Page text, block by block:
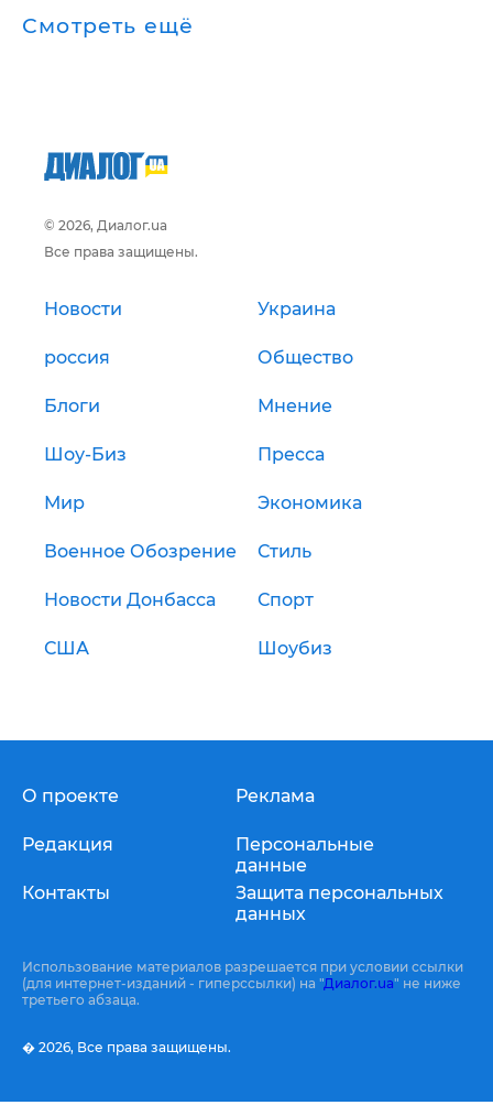
Смотреть ещё
© 2026, Диалог.ua
Все права защищены.
Новости Украина
россия Общество
Блоги Мнение
Шоу-Биз Пресса
Мир Экономика
Военное Обозрение Стиль
Новости Донбасса Спорт
США Шоубиз
О проекте
Редакция
Контакты
Реклама
Персональные
данные
Защита персональных
данных
Использование материалов разрешается при условии ссылки
(для интернет-изданий - гиперссылки) на "Диалог.ua" не ниже
третьего абзаца.
� 2026, Все права защищены.